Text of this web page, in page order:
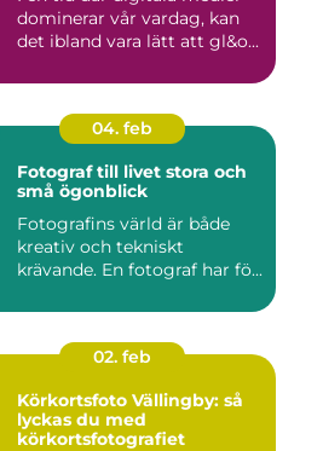
dominerar vår vardag, kan
det ibland vara lätt att gl&o...
04. feb
Fotograf till livet stora och
små ögonblick
Fotografins värld är både
kreativ och tekniskt
krävande. En fotograf har fö...
02. feb
Körkortsfoto Vällingby: så
lyckas du med
körkortsfotografiet